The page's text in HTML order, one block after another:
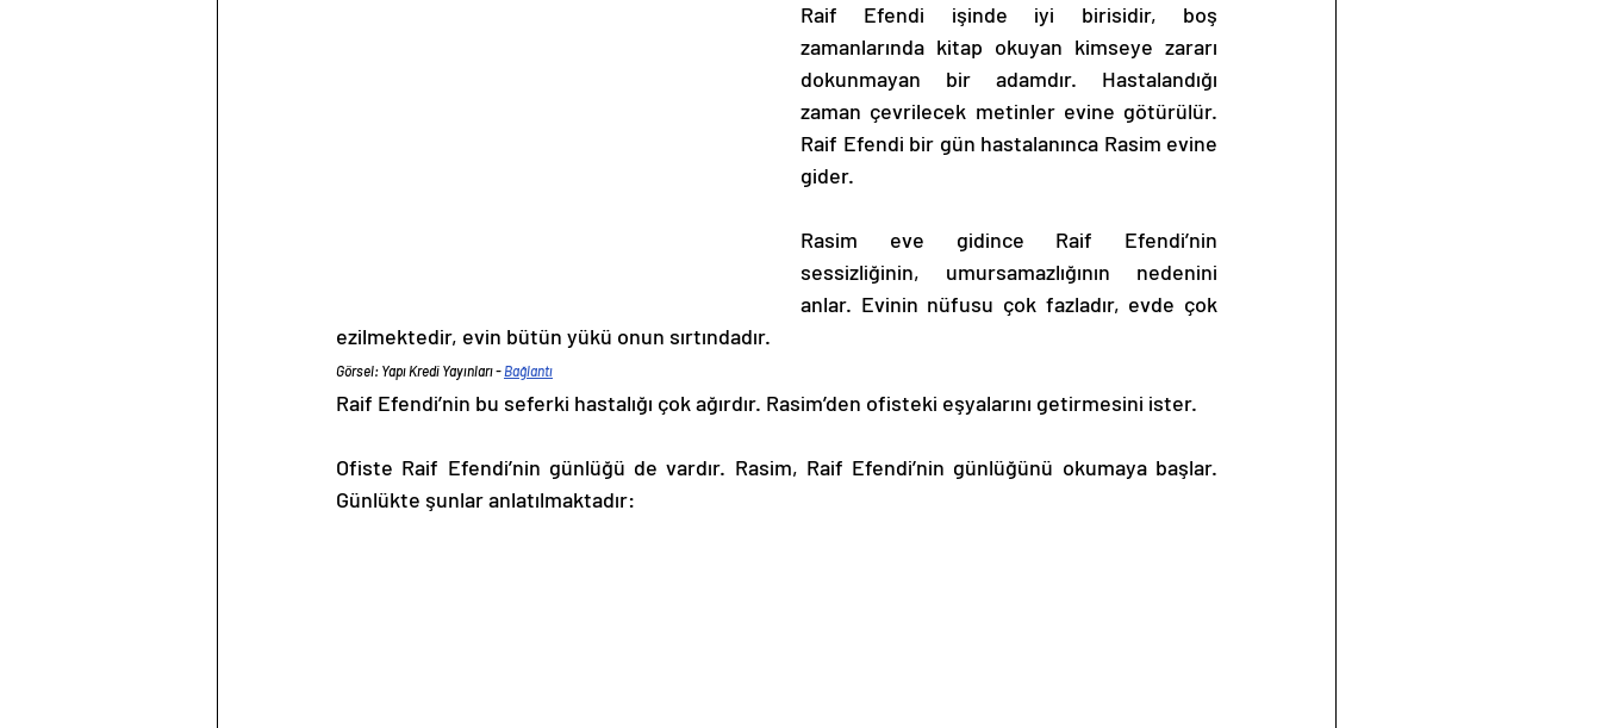
Raif Efendi işinde iyi birisidir, boş
zamanlarında kitap okuyan kimseye zararı
dokunmayan bir adamdır. Hastalandığı
zaman çevrilecek metinler evine götürülür.
Raif Efendi bir gün hastalanınca Rasim evine
gider.
Rasim eve gidince Raif Efendi’nin
sessizliğinin, umursamazlığının nedenini
anlar. Evinin nüfusu çok fazladır, evde çok
ezilmektedir, evin bütün yükü onun sırtındadır.
Görsel: Yapı Kredi Yayınları - Bağlantı
Raif Efendi’nin bu seferki hastalığı çok ağırdır. Rasim’den ofisteki eşyalarını getirmesini ister.
Ofiste Raif Efendi’nin günlüğü de vardır. Rasim, Raif Efendi’nin günlüğünü okumaya başlar.
Günlükte şunlar anlatılmaktadır: